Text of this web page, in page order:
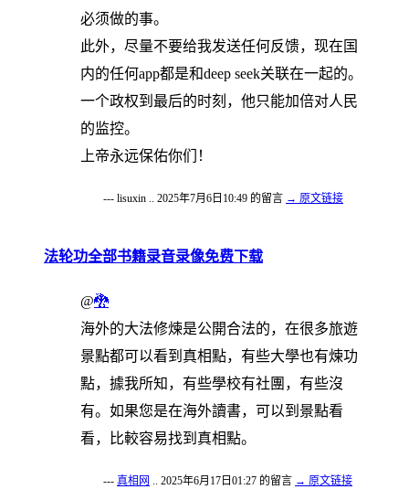
必须做的事。
此外，尽量不要给我发送任何反馈，现在国
内的任何app都是和deep seek关联在一起的。
一个政权到最后的时刻，他只能加倍对人民
的监控。
上帝永远保佑你们！
--- lisuxin .. 2025年7月6日10:49 的留言 → 原文链接
法轮功全部书籍录音录像免费下载
@🐉
海外的大法修煉是公開合法的，在很多旅遊
景點都可以看到真相點，有些大學也有煉功
點，據我所知，有些學校有社團，有些沒
有。如果您是在海外讀書，可以到景點看
看，比較容易找到真相點。
--- 真相网 .. 2025年6月17日01:27 的留言 → 原文链接